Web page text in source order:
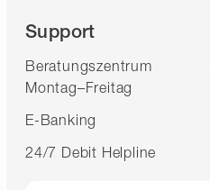
Support
Beratungszentrum
Montag–Freitag
E-Banking
24/7 Debit Helpline